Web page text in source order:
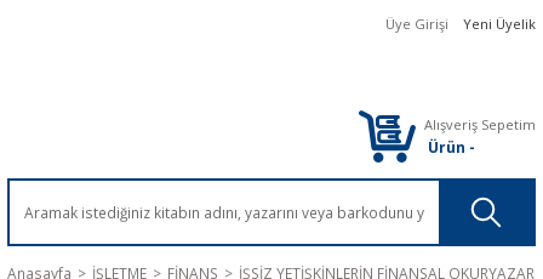
Üye Girişi Yeni Üyelik
Alışveriş Sepetim
Ürün -
Anasayfa İŞLETME FİNANS İŞSİZ YETİŞKİNLERİN FİNANSAL